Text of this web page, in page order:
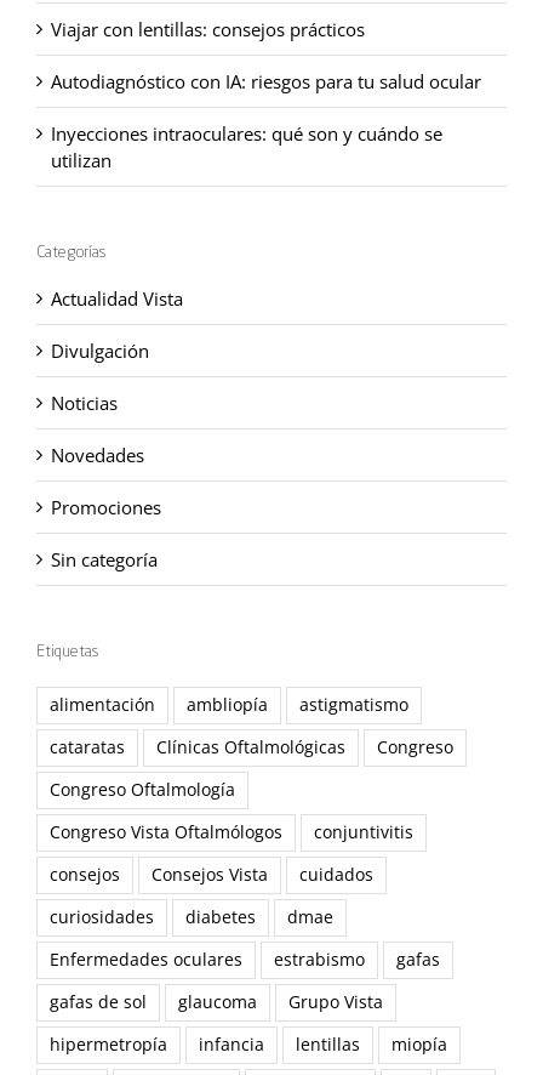
Viajar con lentillas: consejos prácticos
Autodiagnóstico con IA: riesgos para tu salud ocular
Inyecciones intraoculares: qué son y cuándo se
utilizan
Categorías
Actualidad Vista
Divulgación
Noticias
Novedades
Promociones
Sin categoría
Etiquetas
alimentación ambliopía
astigmatismo
cataratas
Clínicas Oftalmológicas
Congreso
Congreso Oftalmología
Congreso Vista Oftalmólogos
conjuntivitis
consejos
Consejos Vista
cuidados
curiosidades
diabetes
dmae
Enfermedades oculares
estrabismo
gafas
gafas de sol
glaucoma
Grupo Vista
hipermetropía
infancia lentillas
miopía